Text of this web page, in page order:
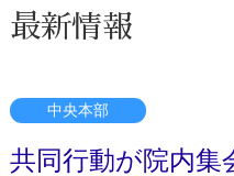
最新情報
中央本部
共同行動が院内